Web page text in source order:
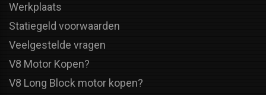
Werkplaats
Statiegeld voorwaarden
Veelgestelde vragen
V8 Motor Kopen?
V8 Long Block motor kopen?